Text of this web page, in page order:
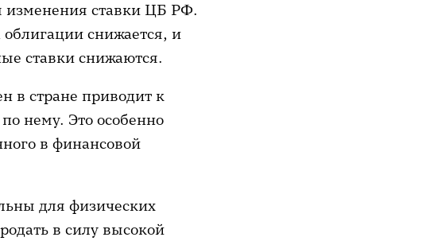
изменения ставки ЦБ РФ.
снижается, и
ставки снижаются.
в стране приводит к
нему. Это особенно
в финансовой
для физических
в силу высокой